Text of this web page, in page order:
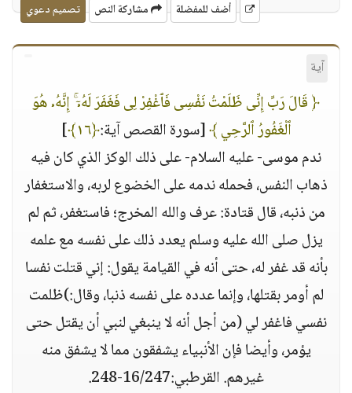
أضف للمفضلة مشاركة النص تصميم دعوي
آية
﴿ قَالَ رَبِّ إِنِّى ظَلَمْتُ نَفْسِى فَٱغْفِرْ لِى فَغَفَرَ لَهُۥٓ ۚ إِنَّهُۥ هُوَ
ٱلْغَفُورُ ٱلرَّحِي ﴾[سورة القصص آية:﴿١٦﴾
]
ندم موسى- عليه السلام- على ذلك الوكز الذي كان فيه
ذهاب النفس، فحمله ندمه على الخضوع لربه، والاستغفار
من ذنبه، قال قتادة: عرف والله المخرج؛ فاستغفر، ثم لم
يزل صلى الله عليه وسلم يعدد ذلك على نفسه مع علمه
بأنه قد غفر له، حتى أنه في القيامة يقول: إني قتلت نفسا
لم أومر بقتلها، وإنما عدده على نفسه ذنبا، وقال:)ظلمت
نفسي فاغفر لي (من أجل أنه لا ينبغي لنبي أن يقتل حتى
يؤمر، وأيضا فإن الأنبياء يشفقون مما لا يشفق منه
غيرهم. القرطبي:16/247-248.